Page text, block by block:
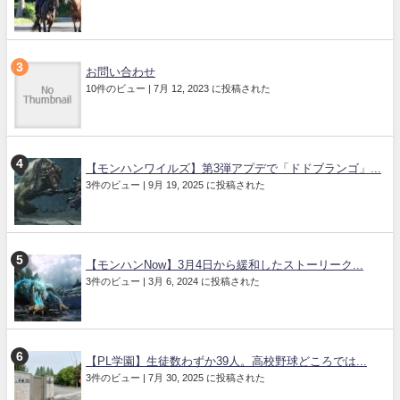
お問い合わせ
10件のビュー | 7月 12, 2023 に投稿された
【モンハンワイルズ】第3弾アプデで「ドドブランゴ」...
3件のビュー | 9月 19, 2025 に投稿された
【モンハンNow】3月4日から緩和したストーリーク...
3件のビュー | 3月 6, 2024 に投稿された
【PL学園】生徒数わずか39人。高校野球どころでは...
3件のビュー | 7月 30, 2025 に投稿された